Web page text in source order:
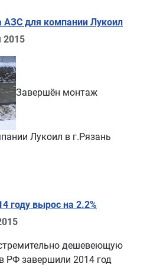
АЗС для компании Лукоил
2015
Завершён монтаж
Лукоил в г.Рязань
году вырос на 2.2%
дешевеющую
РФ завершили 2014 год